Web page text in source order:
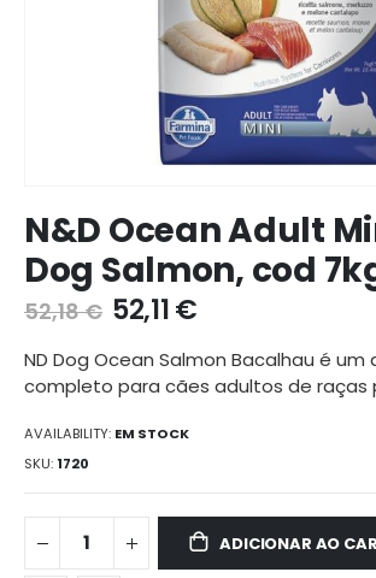
para
o
início
da
galeria
de
imagens
N&D Ocean Adult
Dog Salmon, cod
52,18 € 52,11 €
ND Dog Ocean Salmon Bacalhau é um
completo para cães adultos de raças
AVAILABILITY: EM STOCK
SKU 1720
ADICIONAR AO